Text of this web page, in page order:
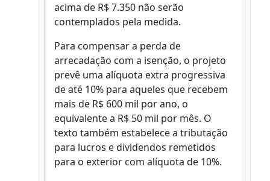
acima de R$ 7.350 não serão
contemplados pela medida.
Para compensar a perda de
arrecadação com a isenção, o projeto
prevê uma alíquota extra progressiva
de até 10% para aqueles que recebem
mais de R$ 600 mil por ano, o
equivalente a R$ 50 mil por mês. O
texto também estabelece a tributação
para lucros e dividendos remetidos
para o exterior com alíquota de 10%.